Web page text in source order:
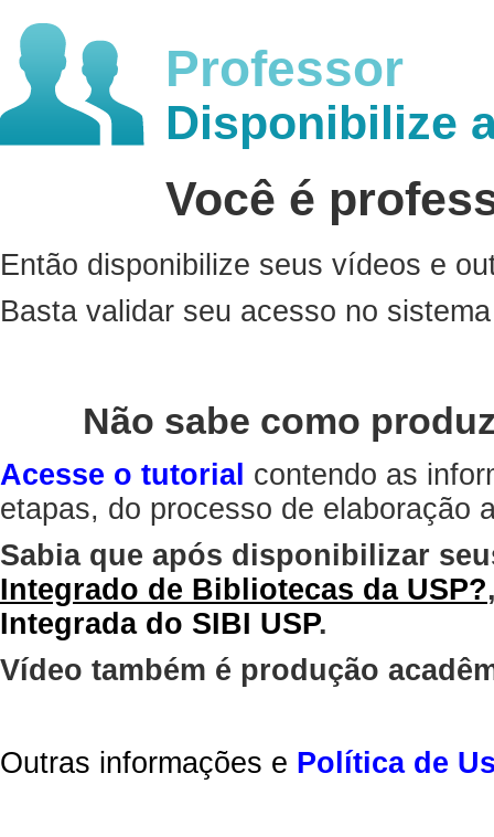
Professor
Disponibilize
Você é
Então disponibilize seus vídeos e
Basta validar seu acesso no
Não sabe como
Acesse o tutorial contendo as
etapas, do processo de elaboração
Sabia que após disponibilizar
Integrado de Bibliotecas da USP?
Integrada do SIBI USP.
Vídeo também é produção
Outras informações e Política de